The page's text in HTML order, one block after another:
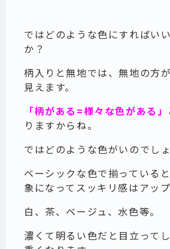
ではどのような色にすればい
か？
柄入りと無地では、無地の方
見えます。
「柄がある=様々な色がある」
りますからね。
ではどのような色がいのでし
ベーシックな色で揃っている
象になってスッキリ感はアップ
白、茶、ベージュ、水色等。
濃くて明るい色だと目立って